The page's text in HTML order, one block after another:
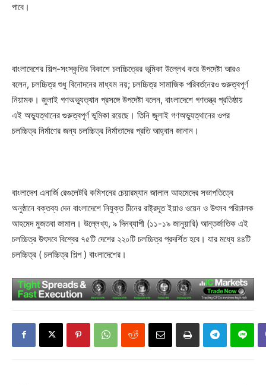
পাবে।
বাংলাদেশের শিল্প-সংস্কৃতির বিকাশে চলচ্চিত্রের ভূমিকা উল্লেখ করে উপদেষ্টা আরও
বলেন, চলচ্চিত্র শুধু বিনোদনের মাধ্যম নয়; চলচ্চিত্র সামাজিক পরিবর্তনেরও গুরুত্বপূর্ণ
নিয়ামক। জুলাই গণঅভ্যুত্থান প্রসঙ্গে উপদেষ্টা বলেন, বাংলাদেশে গণতন্ত্র প্রতিষ্ঠায়
এই অভ্যুত্থানের গুরুত্বপূর্ণ ভূমিকা রয়েছে। তিনি জুলাই গণঅভ্যুত্থানের ওপর
চলচ্চিত্র নির্মাণের জন্য চলচ্চিত্র নির্মাতাদের প্রতি আহ্বান জানান।
বাংলাদেশ এনার্জি রেগুলেটরি কমিশনের চেয়ারম্যান জালাল আহমেদের সভাপতিত্বে
অনুষ্ঠানে বক্তব্য দেন বাংলাদেশে নিযুক্ত চীনের রাষ্ট্রদূত ইয়াও ওয়েন ও উৎসব পরিচালক
আহমেদ মুজতবা জামাল। উল্লেখ্য, ৯ দিনব্যাপী (১১-১৯ জানুয়ারি) আন্তর্জাতিক এই
চলচ্চিত্র উৎসবে বিশ্বের ৭৫টি দেশের ২২০টি চলচ্চিত্র প্রদর্শিত হবে। যার মধ্যে ৪৪টি
চলচ্চিত্র ( চলচ্চিত্র শিল্প ) বাংলাদেশের।